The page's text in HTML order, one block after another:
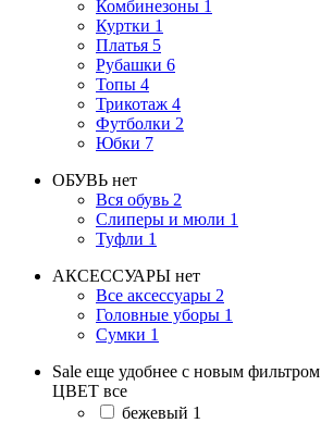
Комбинезоны 1
Куртки 1
Платья 5
Рубашки 6
Топы 4
Трикотаж 4
Футболки 2
Юбки 7
ОБУВЬ нет
Вся обувь 2
Слиперы и мюли 1
Туфли 1
АКСЕССУАРЫ нет
Все аксессуары 2
Головные уборы 1
Сумки 1
Sale еще удобнее с новым фильтром
ЦВЕТ все
бежевый 1